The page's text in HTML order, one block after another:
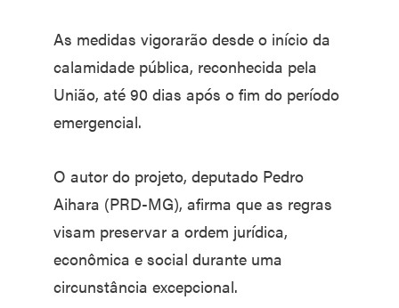
As medidas vigorarão desde o início da
calamidade pública, reconhecida pela
União, até 90 dias após o fim do período
emergencial.
O autor do projeto, deputado Pedro
Aihara (PRD-MG), afirma que as regras
visam preservar a ordem jurídica,
econômica e social durante uma
circunstância excepcional.